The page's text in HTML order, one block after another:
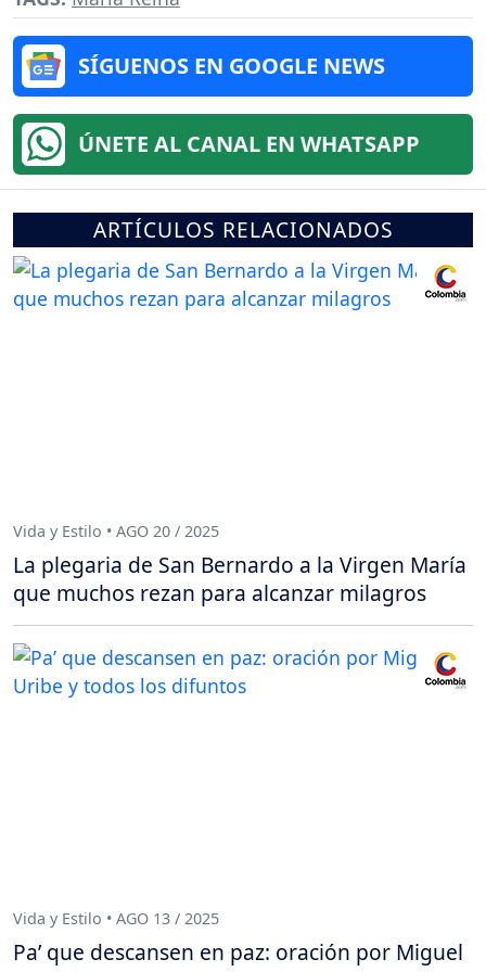
SÍGUENOS EN GOOGLE NEWS
ÚNETE AL CANAL EN WHATSAPP
ARTÍCULOS RELACIONADOS
Vida y Estilo • AGO 20 / 2025
La plegaria de San Bernardo a la Virgen María
que muchos rezan para alcanzar milagros
Vida y Estilo • AGO 13 / 2025
Pa’ que descansen en paz: oración por Miguel